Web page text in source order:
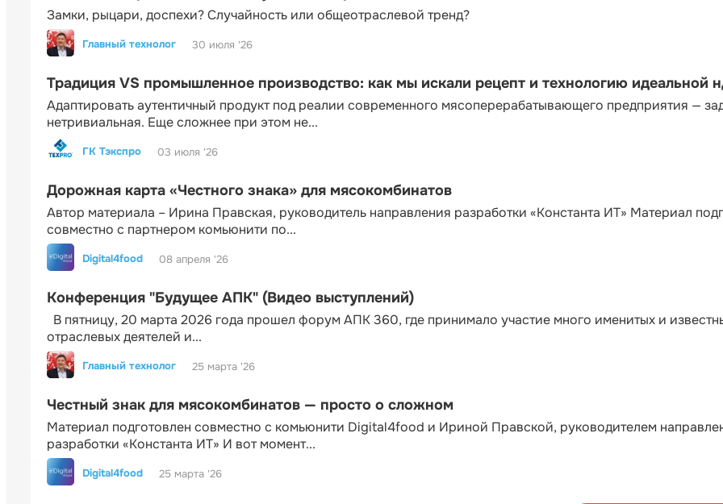
Замки, рыцари, доспехи? Случайность или общеотраслевой тренд?
Главный технолог 30 июля '26
Традиция VS промышленное производство: как мы искали рецепт и технологию идеальной
Адаптировать аутентичный продукт под реалии современного мясоперерабатывающего предприятия —
нетривиальная. Еще сложнее при этом не...
ГК Тэкспро 03 июля '26
Дорожная карта «Честного знака» для мясокомбинатов
Автор материала – Ирина Правская, руководитель направления разработки «Константа ИТ» Материал
совместно с партнером комьюнити по...
Digital4food 08 апреля '26
Конференция "Будущее АПК" (Видео выступлений)
В пятницу, 20 марта 2026 года прошел форум АПК 360, где принимало участие много именитых и
отраслевых деятелей и...
Главный технолог 25 марта '26
Честный знак для мясокомбинатов — просто о сложном
Материал подготовлен совместно с комьюнити Digital4food и Ириной Правской, руководителем
разработки «Константа ИТ» И вот момент...
Digital4food 25 марта '26